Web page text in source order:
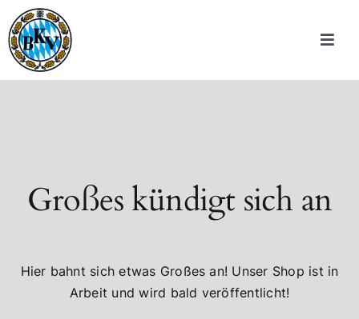
Inhalt
springen
Toggle
Wir über uns
Sportschützen
Downloads
Großes kündigt sich an
Hier bahnt sich etwas Großes an! Unser Shop ist in
Arbeit und wird bald veröffentlicht!